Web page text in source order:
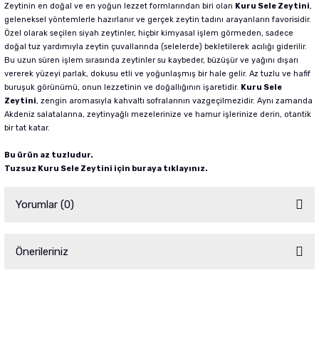
Zeytinin en doğal ve en yoğun lezzet formlarından biri olan Kuru Sele Zeytini,
geleneksel yöntemlerle hazırlanır ve gerçek zeytin tadını arayanların favorisidir.
Özel olarak seçilen siyah zeytinler, hiçbir kimyasal işlem görmeden, sadece
doğal tuz yardımıyla zeytin çuvallarında (selelerde) bekletilerek acılığı giderilir.
Bu uzun süren işlem sırasında zeytinler su kaybeder, büzüşür ve yağını dışarı
vererek yüzeyi parlak, dokusu etli ve yoğunlaşmış bir hale gelir. Az tuzlu ve hafif
buruşuk görünümü, onun lezzetinin ve doğallığının işaretidir. Kuru Sele
Zeytini, zengin aromasıyla kahvaltı sofralarının vazgeçilmezidir. Aynı zamanda
Akdeniz salatalarına, zeytinyağlı mezelerinize ve hamur işlerinize derin, otantik
bir tat katar.
Bu ürün az tuzludur.
Tuzsuz Kuru Sele Zeytini için buraya tıklayınız.
Yorumlar (0)
Önerileriniz